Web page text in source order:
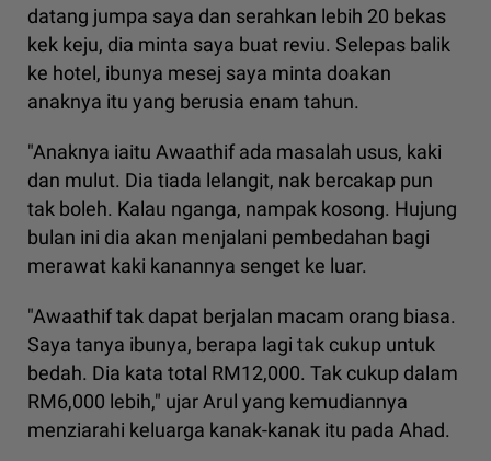
datang jumpa saya dan serahkan lebih 20 bekas
kek keju, dia minta saya buat reviu. Selepas balik
ke hotel, ibunya mesej saya minta doakan
anaknya itu yang berusia enam tahun.
"Anaknya iaitu Awaathif ada masalah usus, kaki
dan mulut. Dia tiada lelangit, nak bercakap pun
tak boleh. Kalau nganga, nampak kosong. Hujung
bulan ini dia akan menjalani pembedahan bagi
merawat kaki kanannya senget ke luar.
"Awaathif tak dapat berjalan macam orang biasa.
Saya tanya ibunya, berapa lagi tak cukup untuk
bedah. Dia kata total RM12,000. Tak cukup dalam
RM6,000 lebih," ujar Arul yang kemudiannya
menziarahi keluarga kanak-kanak itu pada Ahad.